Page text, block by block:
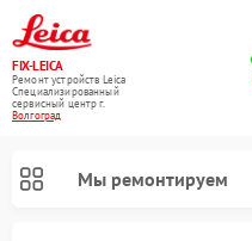
FIX-LEICA
Ремонт устройств Leica
Специализированный
cервисный центр г.
Волгоград
Мы ремонтируем